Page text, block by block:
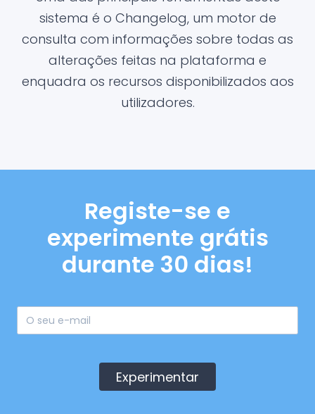
sistema é o Changelog, um motor de
consulta com informações sobre todas as
alterações feitas na plataforma e
enquadra os recursos disponibilizados aos
utilizadores.
Registe-se e
experimente grátis
durante 30 dias!
Experimentar